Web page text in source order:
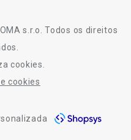
s.r.o. Todos os direitos
cookies.
cookies